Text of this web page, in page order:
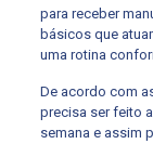
para receber
básicos que
uma rotina
De acordo com
precisa ser feito
semana e assim